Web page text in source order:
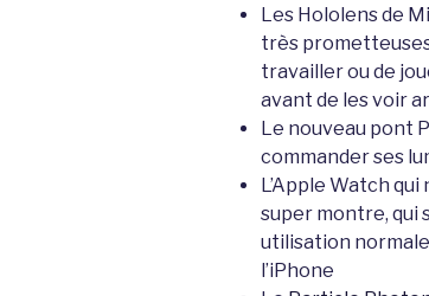
Les Hololens de
très
travailler ou de
avant de les voir
Le nouveau pont
commander ses
L’Apple Watch qui
super montre, qui
utilisation
l’iPhone